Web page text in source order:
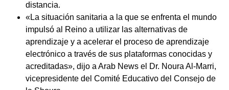
distancia.
«La situación sanitaria a la que se enfrenta el mundo
impulsó al Reino a utilizar las alternativas de
aprendizaje y a acelerar el proceso de aprendizaje
electrónico a través de sus plataformas conocidas y
acreditadas», dijo a Arab News el Dr. Noura Al-Marri,
vicepresidente del Comité Educativo del Consejo de